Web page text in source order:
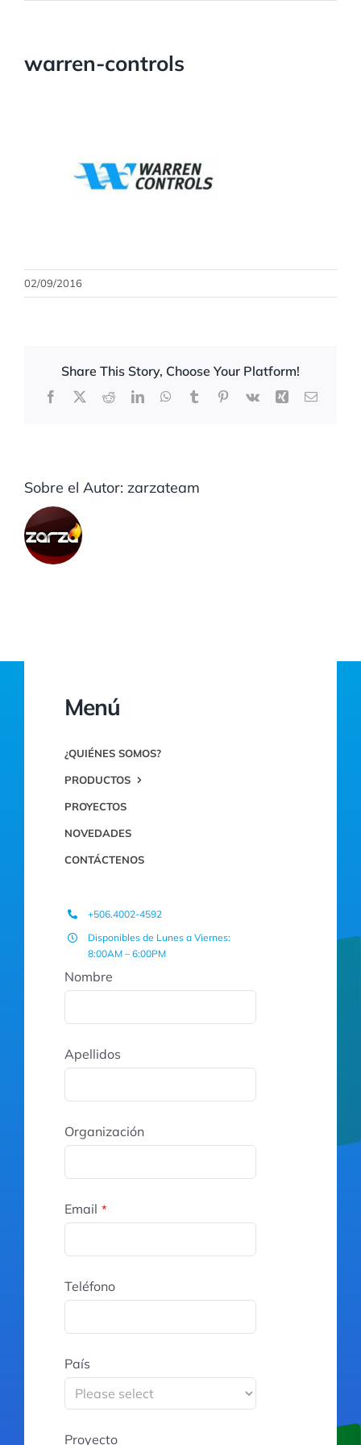
warren-controls
02/09/2016
Share This Story, Choose Your Platform!
Facebook
X RedditLinkedInWhatsApp
TumblrPinterest
Vk Xing Correo
Sobre el Autor: zarzateam
Menú
¿QUIÉNES SOMOS?
PRODUCTOS
PROYECTOS
NOVEDADES
CONTÁCTENOS
+506.4002-4592
Disponibles de Lunes a Viernes:
8:00AM – 6:00PM
Nombre
Apellidos
Organización
Email *
Teléfono
País
Proyecto